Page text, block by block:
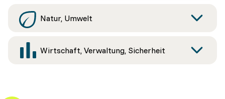
Natur, Umwelt
Wirtschaft, Verwaltung, Sicherheit